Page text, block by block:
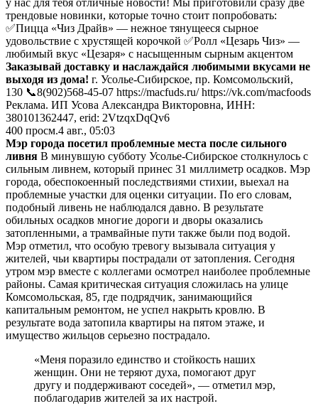
трендовые новинки, которые точно стоит попробовать:
✅Пицца «Чиз Драйв» — нежное тянущееся сырное
удовольствие с хрустящей корочкой ✅Ролл «Цезарь Чиз» —
любимый вкус «Цезаря» с насыщенным сырным акцентом
Заказывай доставку и наслаждайся любимыми вкусами не
выходя из дома! г. Усолье-Сибирское, пр. Комсомольский,
130 📞8(902)568-45-07 https://macfuds.ru/ https://vk.com/macfoods
Реклама. ИП Усова Александра Викторовна, ИНН:
380101362447, erid: 2VtzqxDqQv6
400 просм.4 авг., 05:03
Мэр города посетил проблемные места после сильного
ливня В минувшую субботу Усолье-Сибирское столкнулось с
сильным ливнем, который принес 31 миллиметр осадков. Мэр
города, обеспокоенный последствиями стихии, выехал на
проблемные участки для оценки ситуации. По его словам,
подобный ливень не наблюдался давно. В результате
обильных осадков многие дороги и дворы оказались
затопленными, а трамвайные пути также были под водой.
Мэр отметил, что особую тревогу вызывала ситуация у
жителей, чьи квартиры пострадали от затопления. Сегодня
утром мэр вместе с коллегами осмотрел наиболее проблемные
районы. Самая критическая ситуация сложилась на улице
Комсомольская, 85, где подрядчик, занимающийся
капитальным ремонтом, не успел накрыть кровлю. В
результате вода затопила квартиры на пятом этаже, и
имущество жильцов серьезно пострадало.
«Меня поразило единство и стойкость наших
женщин. Они не теряют духа, помогают друг
другу и поддерживают соседей», — отметил мэр,
поблагодарив жителей за их настрой.